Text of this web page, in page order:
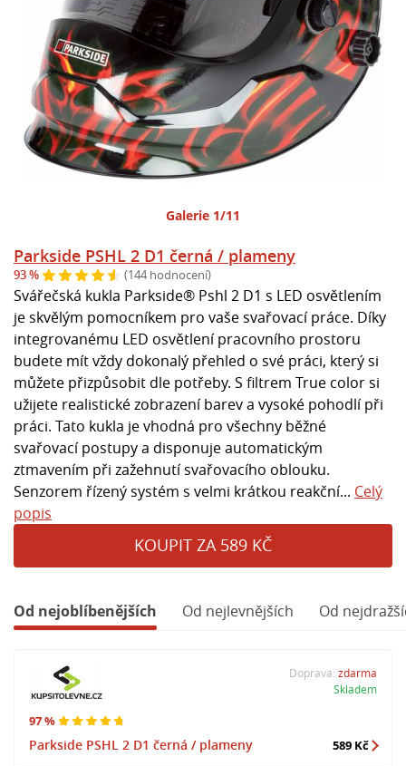
Galerie 1/11
Parkside PSHL 2 D1 černá / plameny
93 % (144 hodnocení)
Svářečská kukla Parkside® Pshl 2 D1 s LED osvětlením
je skvělým pomocníkem pro vaše svařovací práce. Díky
integrovanému LED osvětlení pracovního prostoru
budete mít vždy dokonalý přehled o své práci, který si
můžete přizpůsobit dle potřeby. S filtrem True color si
užijete realistické zobrazení barev a vysoké pohodlí při
práci. Tato kukla je vhodná pro všechny běžné
svařovací postupy a disponuje automatickým
ztmavením při zažehnutí svařovacího oblouku.
Senzorem řízený systém s velmi krátkou reakční... Celý
popis
KOUPIT ZA 589 KČ
Od nejoblíbenějších Od nejlevnějších Od
97 %
Parkside PSHL 2 D1 černá / plameny
Doprava: zdarma
Skladem
589 Kč